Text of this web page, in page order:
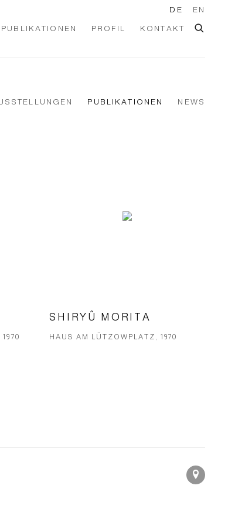
PUBLIKATIONEN PROFIL KONTAKT
DE EN
PUBLIKATIONEN NEWS
SHIRYÛ MORITA
HAUS AM LÜTZOWPLATZ, 1970